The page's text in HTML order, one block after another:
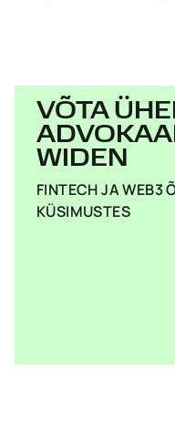
VÕTA
WIDEN
FINTECH JA WEB3
KÜSIMUSTES